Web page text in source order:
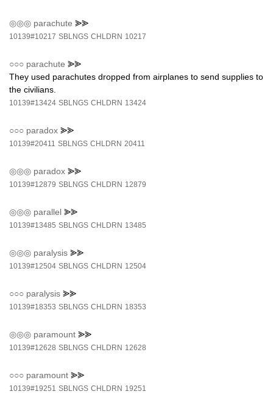
◎◎◎ parachute ⪢⪢
10139#10217 SBLNGS CHLDRN 10217
○○○ parachute ⪢⪢
They used parachutes dropped from airplanes to send supplies to
the civilians.
10139#13424 SBLNGS CHLDRN 13424
○○○ paradox ⪢⪢
10139#20411 SBLNGS CHLDRN 20411
◎◎◎ paradox ⪢⪢
10139#12879 SBLNGS CHLDRN 12879
◎◎◎ parallel ⪢⪢
10139#13485 SBLNGS CHLDRN 13485
◎◎◎ paralysis ⪢⪢
10139#12504 SBLNGS CHLDRN 12504
○○○ paralysis ⪢⪢
10139#18353 SBLNGS CHLDRN 18353
◎◎◎ paramount ⪢⪢
10139#12628 SBLNGS CHLDRN 12628
○○○ paramount ⪢⪢
10139#19251 SBLNGS CHLDRN 19251